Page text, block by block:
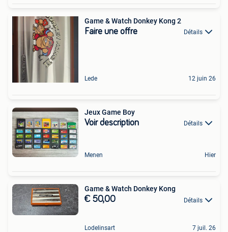
Game & Watch Donkey Kong 2
Faire une offre Détails
Lede 12 juin 26
Jeux Game Boy
Voir description Détails
Menen Hier
Game & Watch Donkey Kong
€ 50,00 Détails
Lodelinsart 7 juil. 26